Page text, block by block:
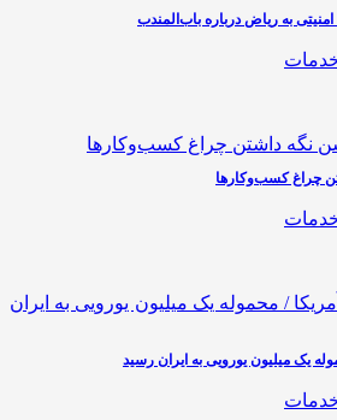
به ریاض درباره باب‌المندب
یک میلیون یورویی به ایران رسید